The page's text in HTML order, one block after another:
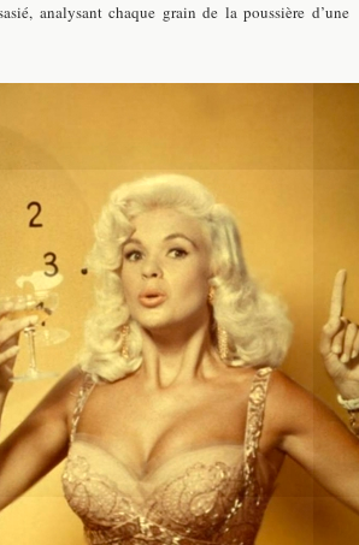
analysant chaque grain de la poussière d’une